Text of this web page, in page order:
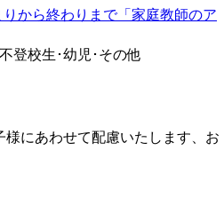
登校生･幼児･その他
にあわせて配慮いたします、お